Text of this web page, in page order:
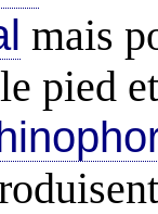
mais
pied